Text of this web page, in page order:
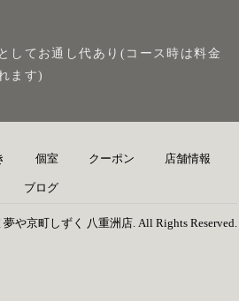
してお通し代あり(コース時は料金
ます)
個室 クーポン 店舗情報
ブログ
や京町しずく 八重洲店. All Rights Reserved.